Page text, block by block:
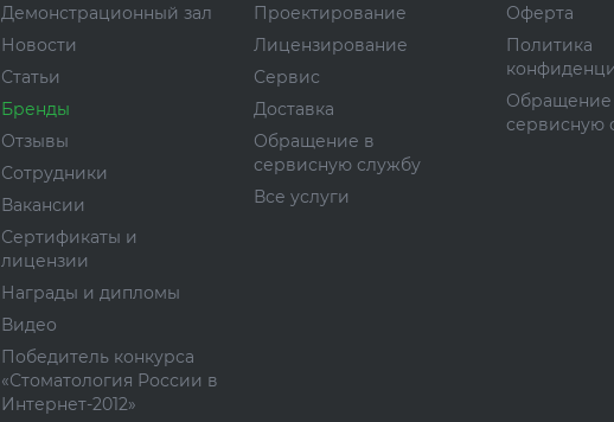
Демонстрационный зал
Новости
Статьи
Бренды
Отзывы
Сотрудники
Вакансии
Сертификаты и
лицензии
Награды и дипломы
Видео
Победитель конкурса
«Стоматология России в
Интернет-2012»
Проектирование
Лицензирование
Сервис
Доставка
Обращение в
сервисную службу
Все услуги
Оферта
Политика
Обращение
сервисную